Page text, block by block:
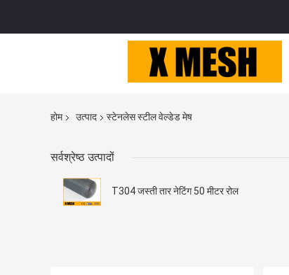
होम उत्पाद स्टेनलेस स्टील वेल्डेड मेष
सर्वश्रेष्ठ उत्पादों
T304 जस्ती तार नेटिंग 50 मीटर रोल